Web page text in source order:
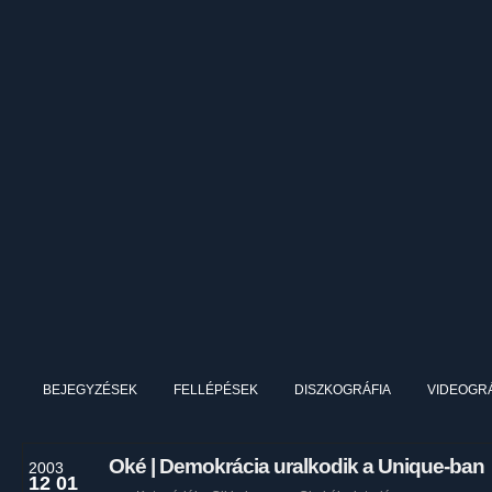
BEJEGYZÉSEK FELLÉPÉSEK DISZKOGRÁFIA
2003
12 01
Oké | Demokrácia uralkodik a Unique-ban